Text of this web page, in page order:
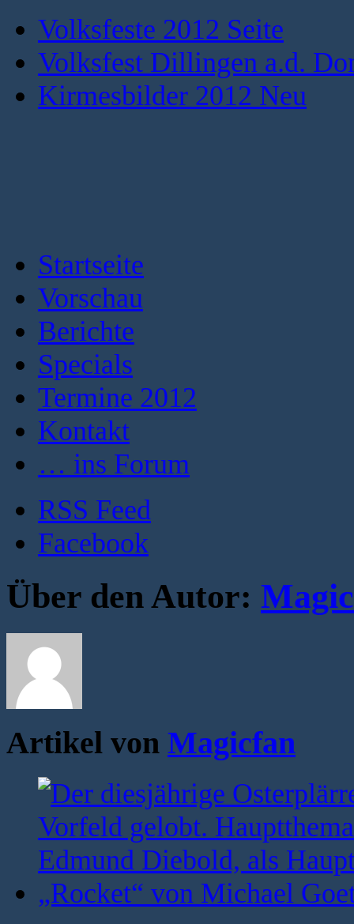
Volksfeste 2012 Seite
Volksfest Dillingen a.d.
Kirmesbilder 2012 Neu
Startseite
Vorschau
Berichte
Specials
Termine 2012
Kontakt
… ins Forum
RSS Feed
Facebook
Über den Autor:
Artikel von Magicfan